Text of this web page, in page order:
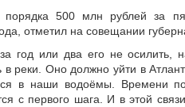
порядка 500 млн рублей за
отметил на совещании
год или два его не осилить,
в реки. Оно должно уйти в
в наши водоёмы. Времени
с первого шага. И в этой